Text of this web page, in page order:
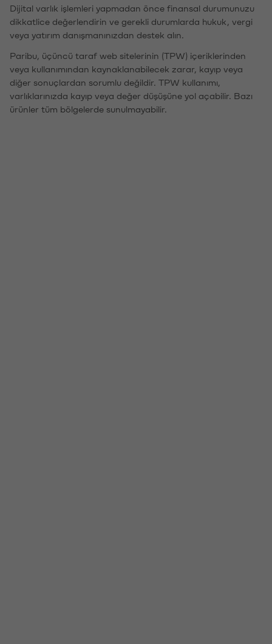
Dijital varlık işlemleri yapmadan önce finansal durumunuzu
dikkatlice değerlendirin ve gerekli durumlarda hukuk, vergi
veya yatırım danışmanınızdan destek alın.
Paribu, üçüncü taraf web sitelerinin (TPW) içeriklerinden
veya kullanımından kaynaklanabilecek zarar, kayıp veya
diğer sonuçlardan sorumlu değildir. TPW kullanımı,
varlıklarınızda kayıp veya değer düşüşüne yol açabilir. Bazı
ürünler tüm bölgelerde sunulmayabilir.